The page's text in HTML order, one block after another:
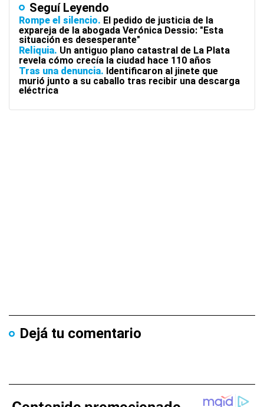
Seguí Leyendo
Rompe el silencio El pedido de justicia de la
expareja de la abogada Verónica Dessio: "Esta
situación es desesperante"
Reliquia Un antiguo plano catastral de La Plata
revela cómo crecía la ciudad hace 110 años
Tras una denuncia Identificaron al jinete que
murió junto a su caballo tras recibir una descarga
eléctrica
Dejá tu comentario